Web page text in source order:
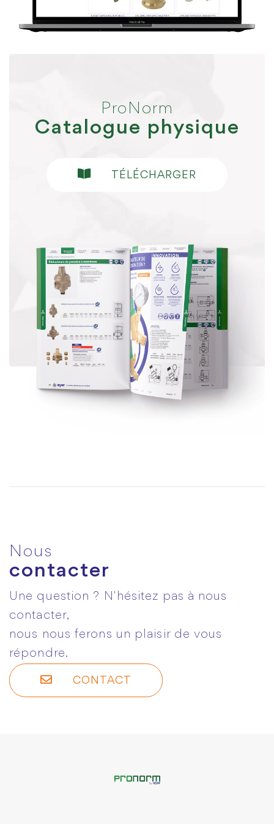
ProNorm
Catalogue physique
TÉLÉCHARGER
Nous
contacter
Une question ? N'hésitez pas à nous
contacter,
nous nous ferons un plaisir de vous
répondre.
CONTACT